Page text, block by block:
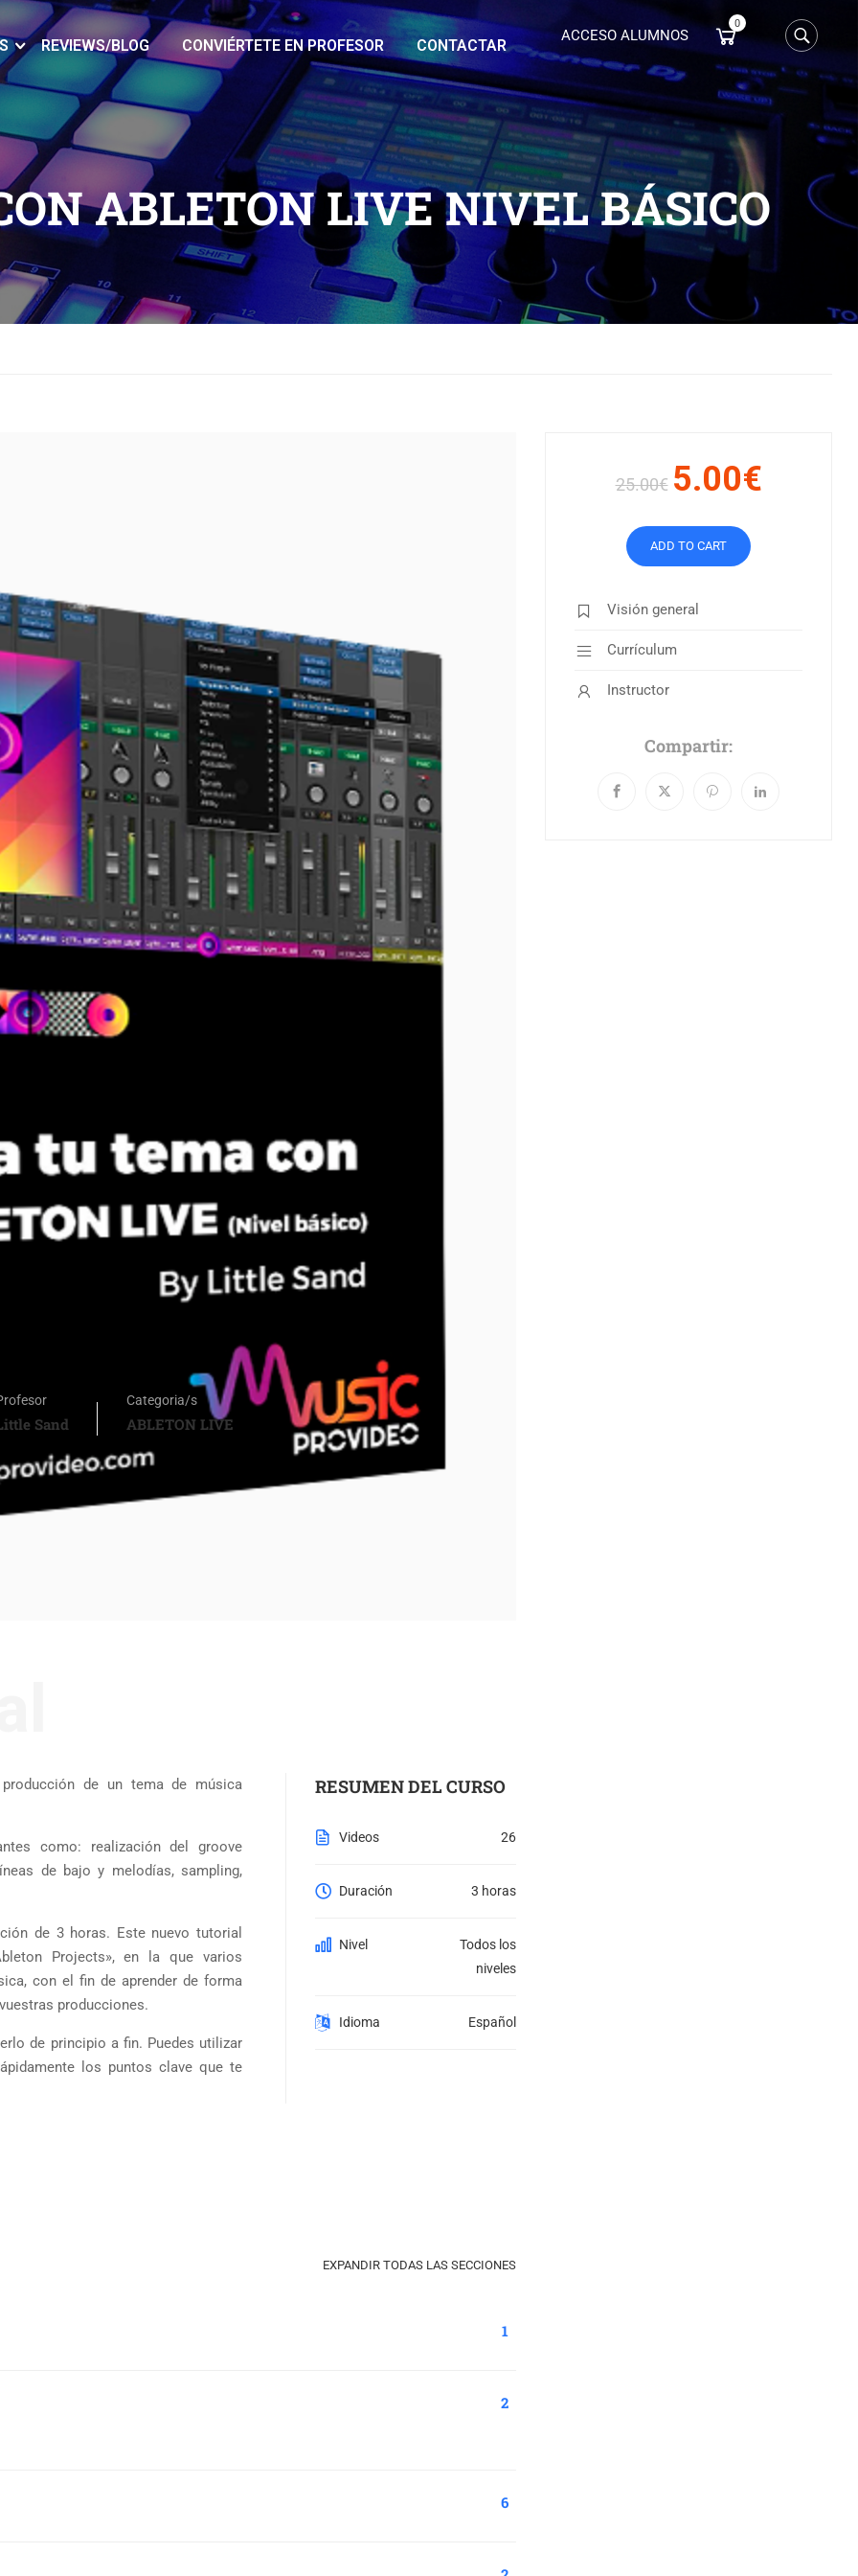
REVIEWS/BLOG CONVIÉRTETE EN PROFESOR CONTACTAR
ACCESO ALUMNOS
0
ABLETON LIVE NIVEL BÁSICO
Sand
Categoria/s
ABLETON LIVE
de un tema de música
como: realización del groove
de bajo y melodías, sampling,
de 3 horas. Este nuevo tutorial
Projects», en la que varios
con el fin de aprender de forma
producciones.
de principio a fin. Puedes utilizar
los puntos clave que te
RESUMEN DEL CURSO
Videos 26
Duración 3 horas
Nivel
Todos los
niveles
Idioma Español
EXPANDIR TODAS LAS SECCIONES
1
2
6
25.00€ 5.00€
ADD TO CART
Visión general
Currículum
Instructor
Compartir: